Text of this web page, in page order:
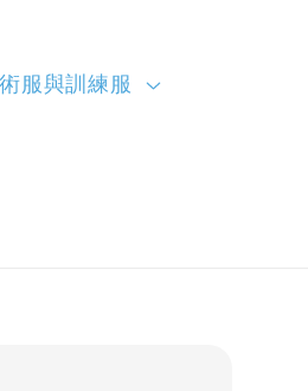
服與訓練服